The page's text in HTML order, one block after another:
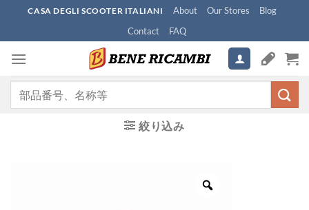
content
CASA DEGLI SCOOTER ITALIANI About Our Stores
Blog
Contact
FAQ
絞り込み